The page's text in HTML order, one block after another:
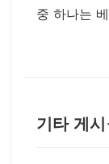
중 하나는
기타 게